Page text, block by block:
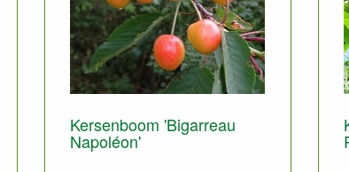
Kersenboom 'Bigarreau
Napoléon'